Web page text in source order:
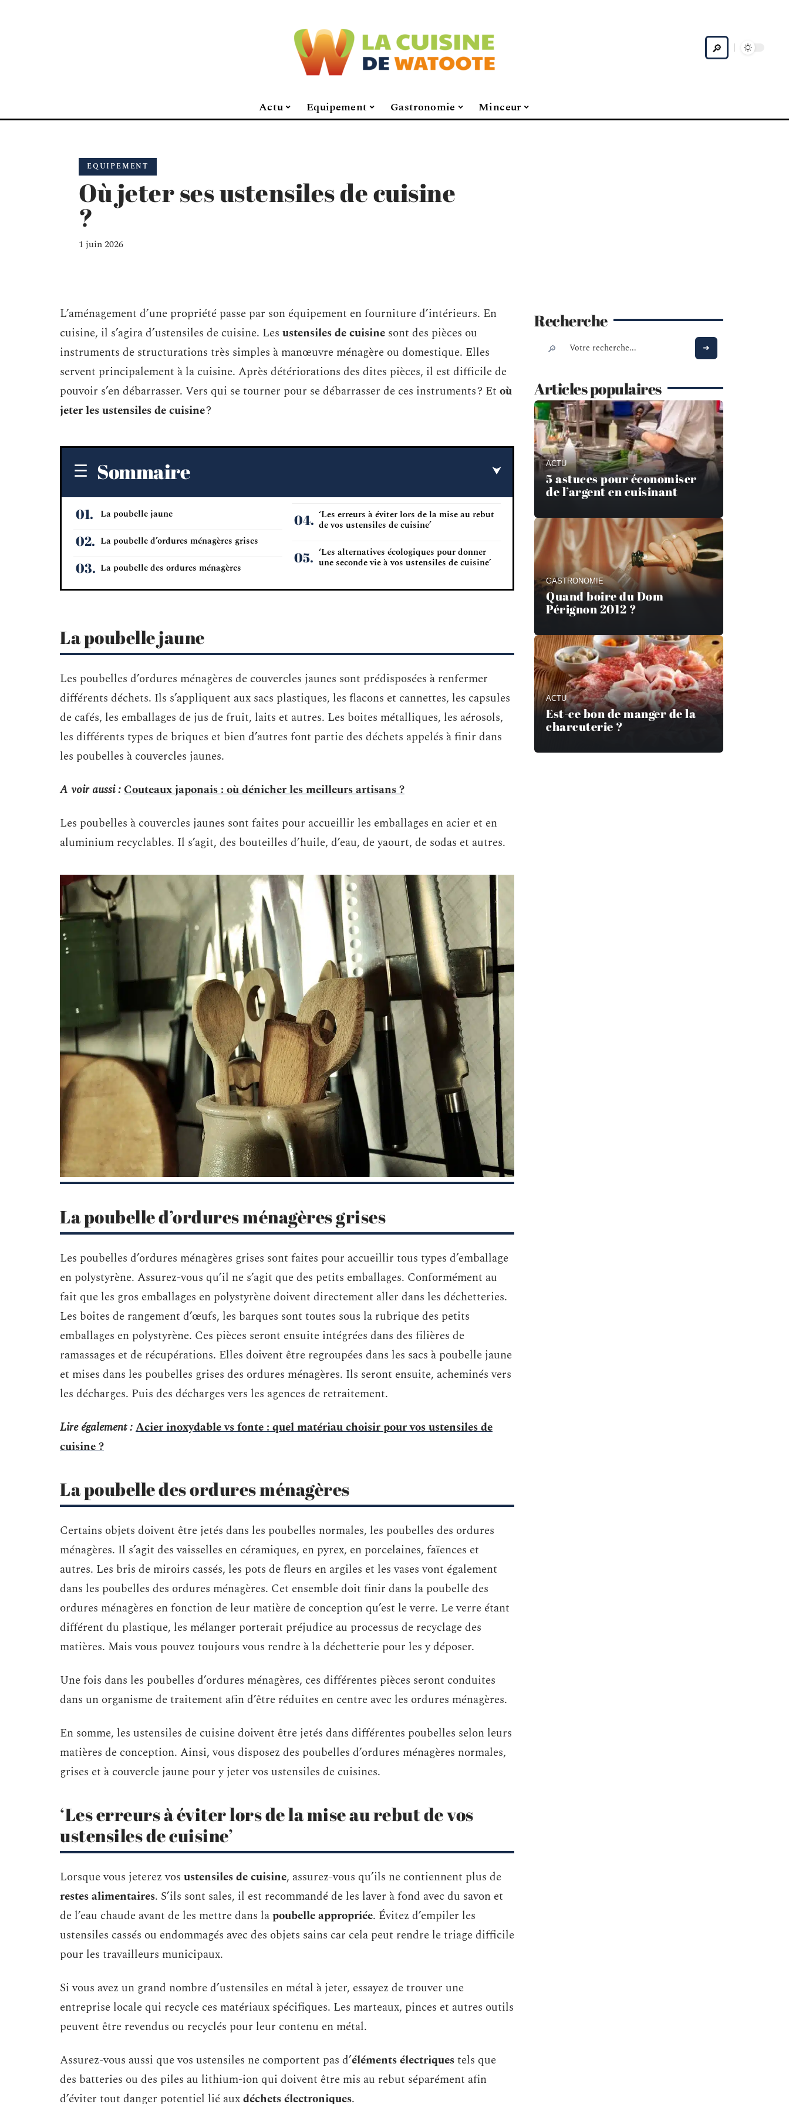
Actu Equipement Gastronomie Minceur
EQUIPEMENT
Où jeter ses ustensiles de cuisine
?
1 juin 2026
L’aménagement d’une propriété passe par son équipement en fourniture d’intérieurs. En
cuisine, il s’agira d’ustensiles de cuisine. Les ustensiles de cuisine sont des pièces ou
instruments de structurations très simples à manœuvre ménagère ou domestique. Elles
servent principalement à la cuisine. Après détériorations des dites pièces, il est difficile de
pouvoir s’en débarrasser. Vers qui se tourner pour se débarrasser de ces instruments ? Et où
jeter les ustensiles de cuisine?
Sommaire
La poubelle jaune
La poubelle d’ordures ménagères grises
La poubelle des ordures ménagères
‘Les erreurs à éviter lors de la mise au rebut
de vos ustensiles de cuisine’
‘Les alternatives écologiques pour donner
une seconde vie à vos ustensiles de cuisine’
La poubelle jaune
Les poubelles d’ordures ménagères de couvercles jaunes sont prédisposées à renfermer
différents déchets. Ils s’appliquent aux sacs plastiques, les flacons et cannettes, les capsules
de cafés, les emballages de jus de fruit, laits et autres. Les boites métalliques, les aérosols,
les différents types de briques et bien d’autres font partie des déchets appelés à finir dans
les poubelles à couvercles jaunes.
A voir aussi :Couteaux japonais : où dénicher les meilleurs artisans ?
Les poubelles à couvercles jaunes sont faites pour accueillir les emballages en acier et en
aluminium recyclables. Il s’agit, des bouteilles d’huile, d’eau, de yaourt, de sodas et autres.
La poubelle d’ordures ménagères grises
Les poubelles d’ordures ménagères grises sont faites pour accueillir tous types d’emballage
en polystyrène. Assurez-vous qu’il ne s’agit que des petits emballages. Conformément au
fait que les gros emballages en polystyrène doivent directement aller dans les déchetteries.
Les boites de rangement d’œufs, les barques sont toutes sous la rubrique des petits
emballages en polystyrène. Ces pièces seront ensuite intégrées dans des filières de
ramassages et de récupérations. Elles doivent être regroupées dans les sacs à poubelle jaune
et mises dans les poubelles grises des ordures ménagères. Ils seront ensuite, acheminés vers
les décharges. Puis des décharges vers les agences de retraitement.
Lire également :Acier inoxydable vs fonte : quel matériau choisir pour vos ustensiles de
cuisine ?
La poubelle des ordures ménagères
Certains objets doivent être jetés dans les poubelles normales, les poubelles des ordures
ménagères. Il s’agit des vaisselles en céramiques, en pyrex, en porcelaines, faïences et
autres. Les bris de miroirs cassés, les pots de fleurs en argiles et les vases vont également
dans les poubelles des ordures ménagères. Cet ensemble doit finir dans la poubelle des
ordures ménagères en fonction de leur matière de conception qu’est le verre. Le verre étant
différent du plastique, les mélanger porterait préjudice au processus de recyclage des
matières. Mais vous pouvez toujours vous rendre à la déchetterie pour les y déposer.
Une fois dans les poubelles d’ordures ménagères, ces différentes pièces seront conduites
dans un organisme de traitement afin d’être réduites en centre avec les ordures ménagères.
En somme, les ustensiles de cuisine doivent être jetés dans différentes poubelles selon leurs
matières de conception. Ainsi, vous disposez des poubelles d’ordures ménagères normales,
grises et à couvercle jaune pour y jeter vos ustensiles de cuisines.
‘Les erreurs à éviter lors de la mise au rebut de vos
ustensiles de cuisine’
Lorsque vous jeterez vos ustensiles de cuisine, assurez-vous qu’ils ne contiennent plus de
restes alimentaires. S’ils sont sales, il est recommandé de les laver à fond avec du savon et
de l’eau chaude avant de les mettre dans lapoubelle appropriée. Évitez d’empiler les
ustensiles cassés ou endommagés avec des objets sains car cela peut rendre le triage difficile
pour les travailleurs municipaux.
Si vous avez un grand nombre d’ustensiles en métal à jeter, essayez de trouver une
entreprise locale qui recycle ces matériaux spécifiques. Les marteaux, pinces et autres outils
peuvent être revendus ou recyclés pour leur contenu en métal.
Assurez-vous aussi que vos ustensiles ne comportent pas d’éléments électriquestels que
des batteries ou des piles au lithium-ion qui doivent être mis au rebut séparément afin
d’éviter tout danger potentiel lié auxdéchets électroniques.
Recherche
Articles populaires
ACTU
5 astuces pour économiser
de l’argent en cuisinant
GASTRONOMIE
Quand boire du Dom
Pérignon 2012 ?
ACTU
Est-ce bon de manger de la
charcuterie ?